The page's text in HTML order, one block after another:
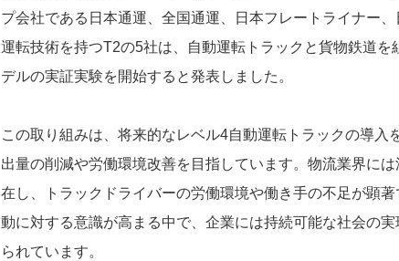
プ会社である日本通運、全国通運、日本フレートライナー
運転技術を持つT2の5社は、自動運転トラックと貨物鉄道を
デルの実証実験を開始すると発表しました。
この取り組みは、将来的なレベル4自動運転トラックの導入
出量の削減や労働環境改善を目指しています。物流業界に
在し、トラックドライバーの労働環境や働き手の不足が顕
動に対する意識が高まる中で、企業には持続可能な社会の
られています。